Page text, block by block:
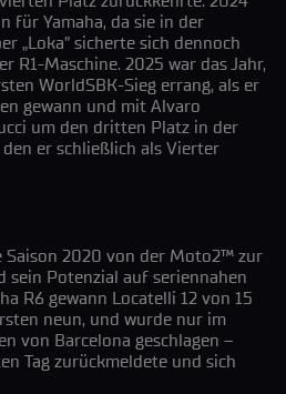
für Yamaha, da sie in der
„Loka” sicherte sich dennoch
R1-Maschine. 2025 war das Jahr,
WorldSBK-Sieg errang, als er
gewann und mit Alvaro
um den dritten Platz in der
er schließlich als Vierter
Saison 2020 von der Moto2™ zur
sein Potenzial auf seriennahen
R6 gewann Locatelli 12 von 15
neun, und wurde nur im
von Barcelona geschlagen –
Tag zurückmeldete und sich